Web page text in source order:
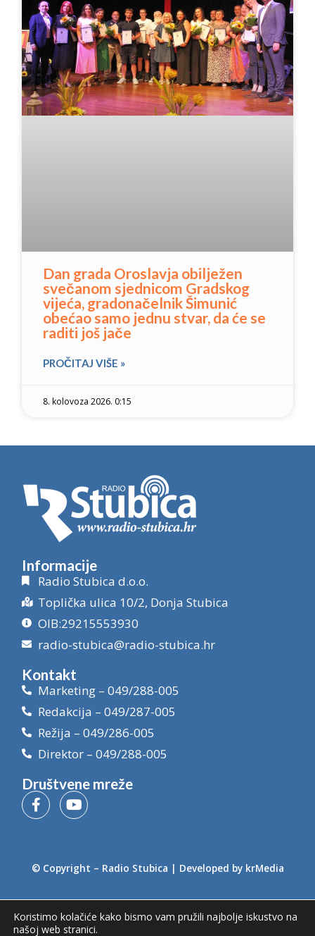
Dan grada Oroslavja obilježen
svečanom sjednicom Gradskog
vijeća, gradonačelnik Šimunić
obećao samo jednu stvar, da će se
raditi još jače
PROČITAJ VIŠE »
8. kolovoza 2026. 0:15
Informacije
Radio Stubica d.o.o.
Toplička ulica 10/2, Donja Stubica
OIB:29215553930
radio-stubica@radio-stubica.hr
Kontakt
Marketing – 049/288-005
Redakcija – 049/287-005
Režija – 049/286-005
Direktor – 049/288-005
Društvene mreže
© Copyright – Radio Stubica | Developed by krMedia
Koristimo kolačiće kako bismo vam pružili najbolje iskustvo na
našoj web stranici.